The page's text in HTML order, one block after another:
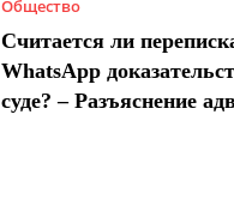
Общество
Считается ли
WhatsApp
суде? – Разъяснение